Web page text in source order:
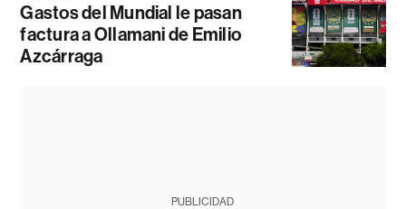
Gastos del Mundial le pasan
factura a Ollamani de Emilio
Azcárraga
PUBLICIDAD